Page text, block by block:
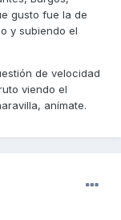
gusto fue la de
y subiendo el
de velocidad
viendo el
anímate.